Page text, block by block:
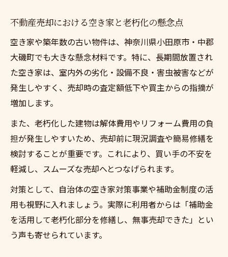
討法
空き家不動産売却に有利なタイミングと選
択肢
適正な売却価格を見極める基本ポイント
不動産売却価格を左右する査定の基準を知
る
地域相場を活用した不動産売却価格の決め
方
不動産売却で損をしないための情報収集法
不動産会社選びが売却価格に与える影響
査定結果を比較して不動産売却価格を最適
化
老朽化物件を手放す際の賢い不動産売却方法
老朽化物件の不動産売却を成功させる準備
不動産売却における空き家と老朽化の懸念点
空き家や築年数の古い物件は、神奈川県小田原市・中郡
大磯町でも大きな懸念材料です。特に、長期間放置され
た空き家は、室内外の劣化・設備不良・害虫被害などが
発生しやすく、売却時の査定額低下や買主からの指摘が
増加します。
また、老朽化した建物は解体費用やリフォーム費用の負
担が発生しやすいため、売却前に現況調査や簡易修繕を
検討することが重要です。これにより、買い手の不安を
軽減し、スムーズな売却へとつなげられます。
対策として、自治体の空き家対策事業や補助金制度の活
用も視野に入れましょう。実際に利用者からは「補助金
を活用して老朽化部分を修繕し、無事売却できた」とい
う声も寄せられています。